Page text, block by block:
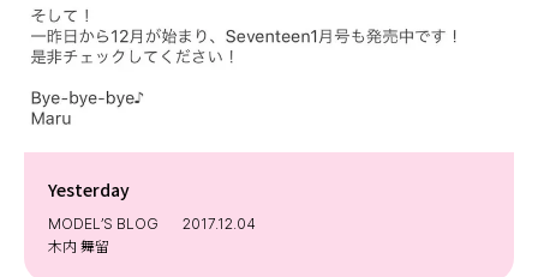
Yesterday
MODEL’S BLOG
2017.12.04
木内 舞留